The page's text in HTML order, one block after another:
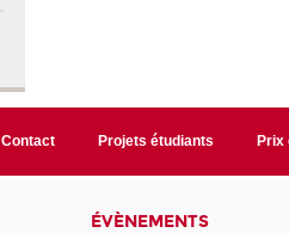
Contact Projets étudiants Prix
ÉVÈNEMENTS